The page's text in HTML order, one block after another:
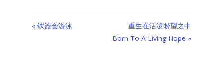
« 铁器会游泳
重生在活泼盼望之中
Born To A Living Hope »